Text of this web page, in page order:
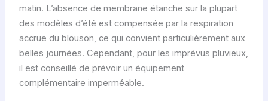
matin. L’absence de membrane étanche sur la plupart
des modèles d’été est compensée par la respiration
accrue du blouson, ce qui convient particulièrement aux
belles journées. Cependant, pour les imprévus pluvieux,
il est conseillé de prévoir un équipement
complémentaire imperméable.